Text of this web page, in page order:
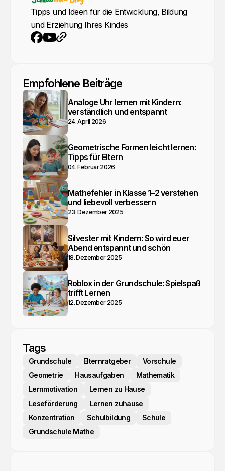
Tipps und Ideen für die Entwicklung, Bildung
und Erziehung Ihres Kindes
Empfohlene Beiträge
Analoge Uhr lernen mit Kindern:
verständlich und entspannt
24. April 2026
Geometrische Formen leicht lernen:
Tipps für Eltern
04. Februar 2026
Mathefehler in Klasse 1–2 verstehen
und liebevoll verbessern
23. Dezember 2025
Silvester mit Kindern: So wird euer
Abend entspannt und schön
18. Dezember 2025
Roblox in der Grundschule: Spielspaß
trifft Lernen
12. Dezember 2025
Tags
Grundschule Elternratgeber
Vorschule
Geometrie
Hausaufgaben
Mathematik
Lernmotivation
Lernen zu Hause
Leseförderung
Lernen zuhause
Konzentration
Schulbildung
Schule
Grundschule Mathe